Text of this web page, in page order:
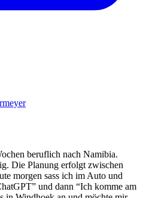
beruflich nach Namibia.
Die Planung erfolgt zwischen
morgen sass ich im Auto und
und dann “Ich komme am